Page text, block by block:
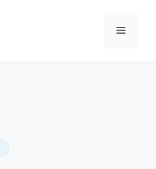
Menü